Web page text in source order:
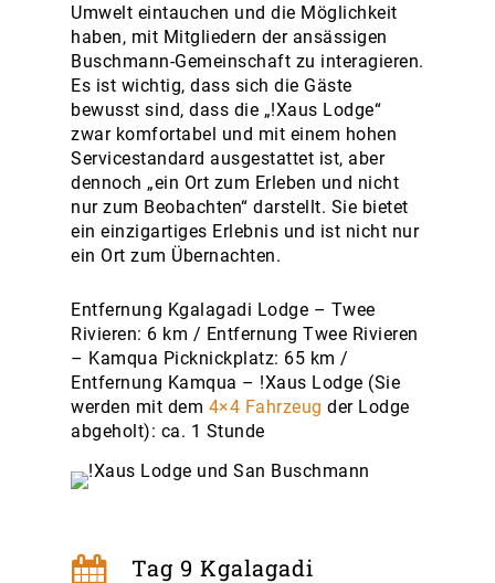
Umwelt eintauchen und die Möglichkeit
haben, mit Mitgliedern der ansässigen
Buschmann-Gemeinschaft zu interagieren.
Es ist wichtig, dass sich die Gäste
bewusst sind, dass die „!Xaus Lodge“
zwar komfortabel und mit einem hohen
Servicestandard ausgestattet ist, aber
dennoch „ein Ort zum Erleben und nicht
nur zum Beobachten“ darstellt. Sie bietet
ein einzigartiges Erlebnis und ist nicht nur
ein Ort zum Übernachten.
Entfernung Kgalagadi Lodge – Twee
Rivieren: 6 km / Entfernung Twee Rivieren
– Kamqua Picknickplatz: 65 km /
Entfernung Kamqua – !Xaus Lodge (Sie
werden mit dem 4×4 Fahrzeug der Lodge
abgeholt): ca. 1 Stunde
Tag 9 Kgalagadi